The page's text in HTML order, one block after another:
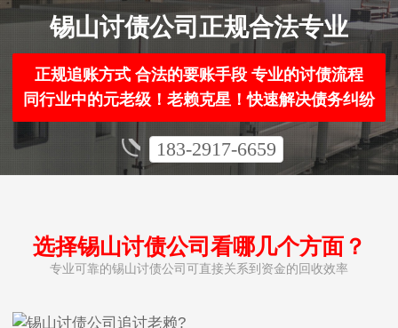
锡山讨债公司正规合法专业
正规追账方式 合法的要账手段 专业的讨债流程
同行业中的元老级！老赖克星！快速解决债务纠纷
183-2917-6659
选择锡山讨债公司看哪几个方面？
专业可靠的锡山讨债公司可直接关系到资金的回收效率